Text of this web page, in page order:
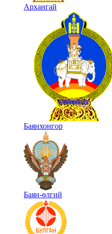
Архангай
Баянхонгор
Баян-өлгий